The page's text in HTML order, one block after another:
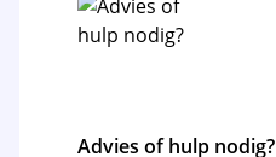
Advies of hulp nodig?